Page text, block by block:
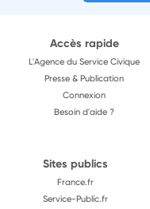
Accès rapide
L'Agence du Service Civique
Presse & Publication
Connexion
Besoin d'aide ?
Sites publics
France.fr
Service-Public.fr